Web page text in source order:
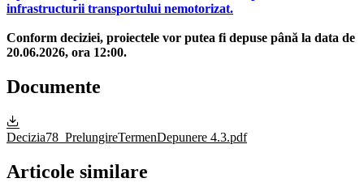
infrastructurii transportului nemotorizat.
Conform deciziei, proiectele vor putea fi depuse până la data de
20.06.2026, ora 12:00.
Documente
Decizia78_PrelungireTermenDepunere 4.3.pdf
Articole similare